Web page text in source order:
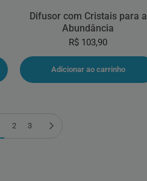
Difusor com Cristais para a
Abundância
R$ 103,90
Adicionar ao carrinho
2 3 Próxima página